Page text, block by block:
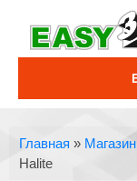
Главная » Магазин
Halite